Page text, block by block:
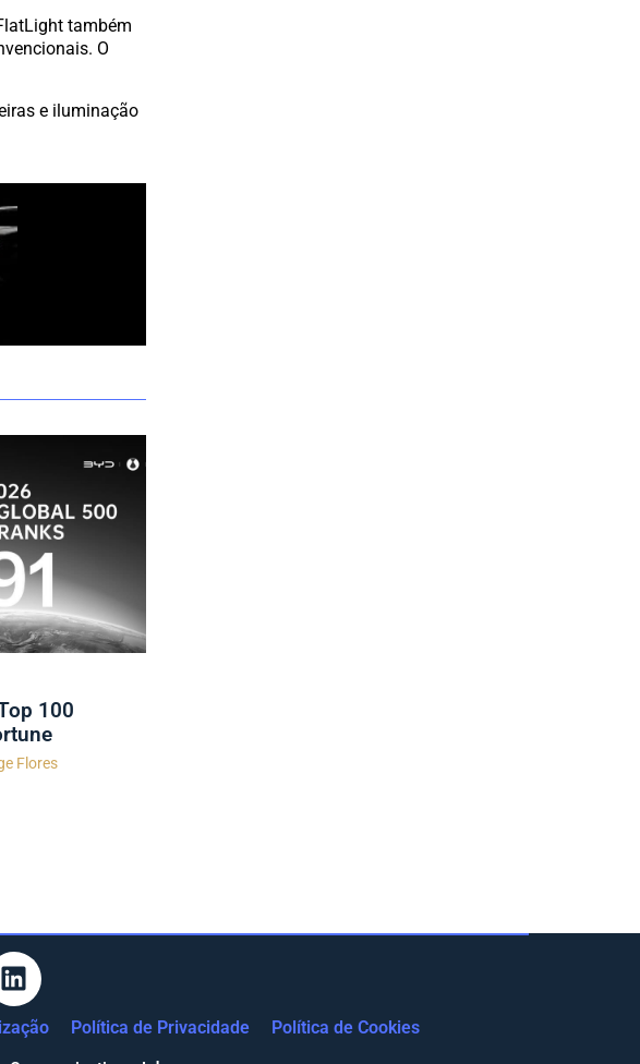
também
O
e iluminação
100
Flores
Política de Privacidade Política de Cookies